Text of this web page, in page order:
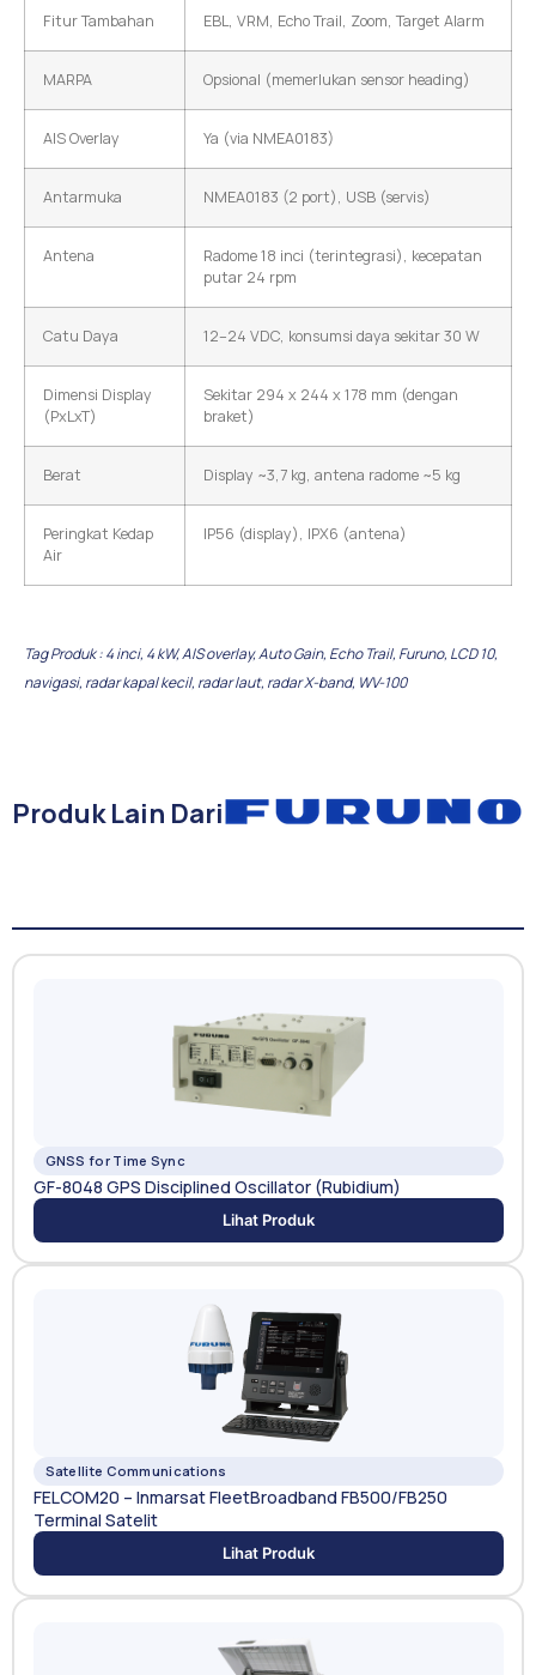
Fitur Tambahan EBL, VRM, Echo Trail, Zoom, Target Alarm
MARPA Opsional (memerlukan sensor heading)
AIS Overlay Ya (via NMEA0183)
Antarmuka NMEA0183 (2 port), USB (servis)
Antena
Radome 18 inci (terintegrasi), kecepatan
putar 24 rpm
Catu Daya 12–24 VDC, konsumsi daya sekitar 30 W
Dimensi Display
(PxLxT)
Sekitar 294 x 244 x 178 mm (dengan
braket)
Berat Display ~3,7 kg, antena radome ~5 kg
Peringkat Kedap
Air
IP56 (display), IPX6 (antena)
Tag Produk :4 inci, 4 kW,AIS overlay,Auto Gain, Echo Trail, Furuno, LCD 10,
navigasi, radar kapal kecil, radar laut, radar X-band, WV-100
Produk Lain Dari
GNSS for Time Sync
GF-8048 GPS Disciplined Oscillator (Rubidium)
Lihat Produk
Satellite Communications
FELCOM20 – Inmarsat FleetBroadband FB500/FB250
Terminal Satelit
Lihat Produk